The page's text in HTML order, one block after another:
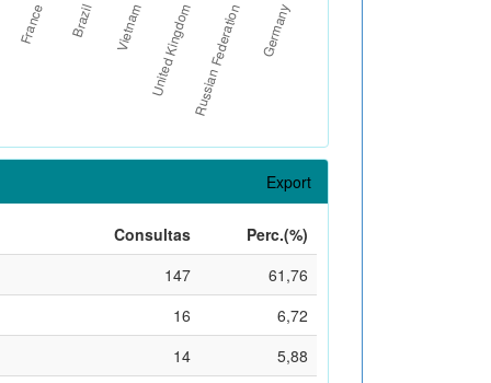
Export
Consultas
Perc.(%)
147
61,76
16
6,72
14
5,88